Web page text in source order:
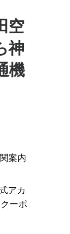
空
神
機
アカ
ーポ